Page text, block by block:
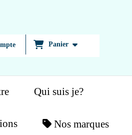
Panier
Qui suis je?
Nos marques